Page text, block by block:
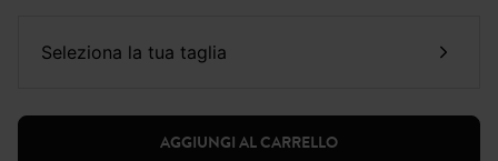
seleziona la tua taglia
AGGIUNGI AL CARRELLO